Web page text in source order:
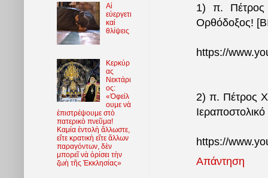
1) π. Πέτρος
Ορθόδοξος!
https://
2) π. Πέτρος
https://
Απάντηση
Αἱ
εὐεργετι
καί
θλίψεις
Κερκύρ
ας
Νεκτάρι
ος:
«Ὀφείλ
ουμε νὰ
ἐπιστρέψουμε στὸ
πατερικὸ πνεῦμα!
Καμία ἐντολὴ ἄλλωστε,
εἴτε κρατικὴ εἴτε ἄλλων
παραγόντων, δὲν
μπορεῖ νὰ ὁρίσει τὴν
ζωὴ τῆς Ἐκκλησίας»